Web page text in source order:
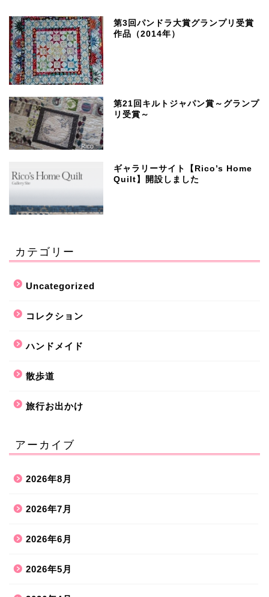
第3回パンドラ大賞グランプリ受賞
作品（2014年）
第21回キルトジャパン賞～グランプ
リ受賞～
ギャラリーサイト【Rico’s Home
Quilt】開設しました
カテゴリー
Uncategorized
コレクション
ハンドメイド
散歩道
旅行お出かけ
アーカイブ
2026年8月
2026年7月
2026年6月
2026年5月